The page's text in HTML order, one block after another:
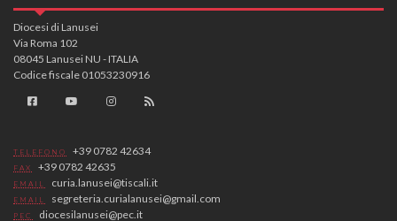
Diocesi di Lanusei
Via Roma 102
08045 Lanusei NU - ITALIA
Codice fiscale 01053230916
TELEFONO +39 0782 42634
FAX +39 0782 42635
EMAIL curia.lanusei@tiscali.it
EMAIL segreteria.curialanusei@gmail.com
PEC diocesilanusei@pec.it